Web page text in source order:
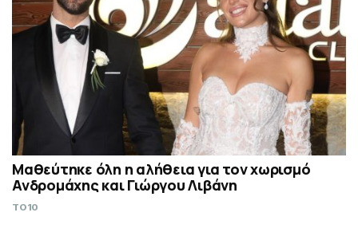
Μαθεύτηκε όλη η αλήθεια για τον χωρισμό
Ανδρομάχης και Γιώργου Λιβάνη
TO10